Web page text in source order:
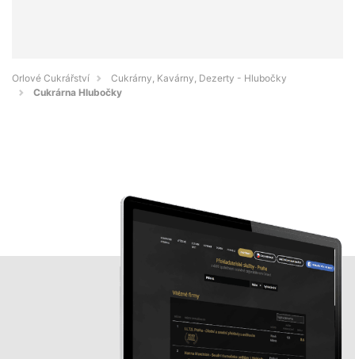
Orlové Cukrářství
Cukrárny, Kavárny, Dezerty - Hlubočky
Cukrárna Hlubočky